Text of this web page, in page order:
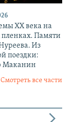
XX века на
Памяти
Из
поездки:
Маканин
Смотреть все части